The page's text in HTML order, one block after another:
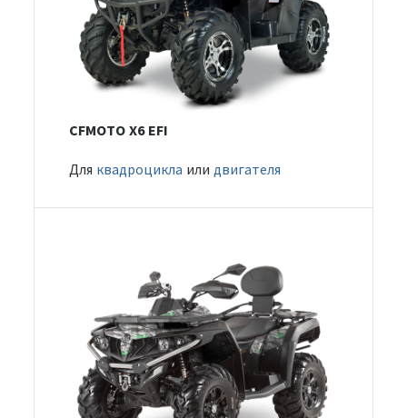
CFMOTO X6 EFI
Для квадроцикла или двигателя